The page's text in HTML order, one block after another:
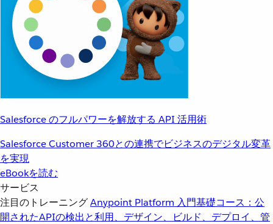
Salesforce のフルパワーを解放する API 活用術
Salesforce Customer 360との連携でビジネスのデジタル変革
を実現
eBookを読む
サービス
注目のトレーニングAnypoint Platform 入門基礎コース：公
開されたAPIの検出と利用、デザイン、ビルド、デプロイ、管